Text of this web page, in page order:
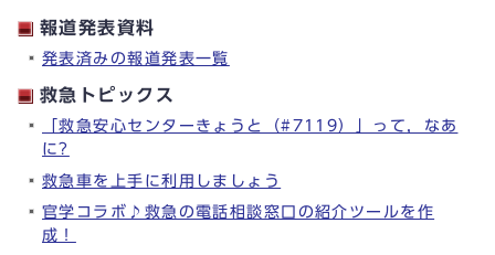
報道発表資料
発表済みの報道発表一覧
救急トピックス
「救急安心センターきょうと（#7119）」って，なあ
に?
救急車を上手に利用しましょう
官学コラボ♪救急の電話相談窓口の紹介ツールを作
成！